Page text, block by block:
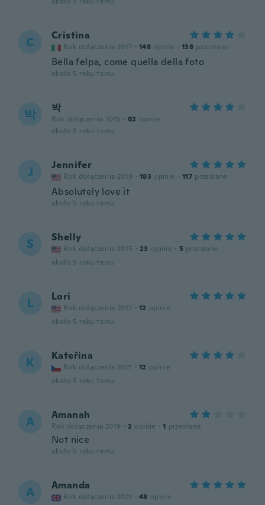
C Cristina
Rok dołączenia 2017 · 148 opinie · 138 przesłane
Bella felpa, come quella della foto
około 5 roku temu
박 박
Rok dołączenia 2015 · 62 opinie
około 5 roku temu
J Jennifer
Rok dołączenia 2019 · 183 opinie · 117 przesłane
Absolutely love it
około 5 roku temu
S Shelly
Rok dołączenia 2015 · 23 opinie · 5 przesłane
około 5 roku temu
L Lori
Rok dołączenia 2017 · 12 opinie
około 5 roku temu
K Kateřina
Rok dołączenia 2021 · 12 opinie
około 5 roku temu
A Amanah
Rok dołączenia 2019 · 2 opinie · 1 przesłane
Not nice
około 5 roku temu
A Amanda
Rok dołączenia 2021 · 48 opinie